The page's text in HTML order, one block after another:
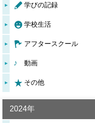
学びの記録
学校生活
アフタースクール
動画
その他
2024年